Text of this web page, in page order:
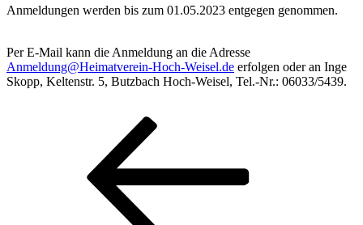
Anmeldungen werden bis zum 01.05.2023 entgegen genommen.
Per E-Mail kann die Anmeldung an die Adresse
Anmeldung@Heimatverein-Hoch-Weisel.de erfolgen oder an Inge
Skopp, Keltenstr. 5, Butzbach Hoch-Weisel, Tel.-Nr.: 06033/5439.
Beitragsnavigation